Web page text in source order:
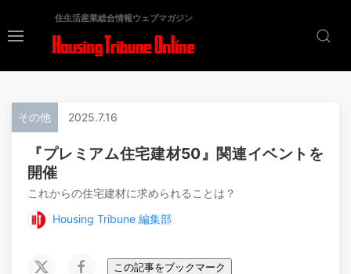
住生活産業総合情報ウェブマガジン
その他 2025.7.16
『プレミアム住宅建材50』関連イベントを
開催
これからの住宅建材に求められることは？
Housing Tribune 編集部
この記事をブックマーク